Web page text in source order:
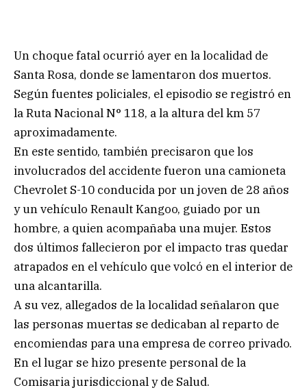
Un choque fatal ocurrió ayer en la localidad de
Santa Rosa, donde se lamentaron dos muertos.
Según fuentes policiales, el episodio se registró en
la Ruta Nacional N° 118, a la altura del km 57
aproximadamente.
En este sentido, también precisaron que los
involucrados del accidente fueron una camioneta
Chevrolet S-10 conducida por un joven de 28 años
y un vehículo Renault Kangoo, guiado por un
hombre, a quien acompañaba una mujer. Estos
dos últimos fallecieron por el impacto tras quedar
atrapados en el vehículo que volcó en el interior de
una alcantarilla.
A su vez, allegados de la localidad señalaron que
las personas muertas se dedicaban al reparto de
encomiendas para una empresa de correo privado.
En el lugar se hizo presente personal de la
Comisaria jurisdiccional y de Salud.